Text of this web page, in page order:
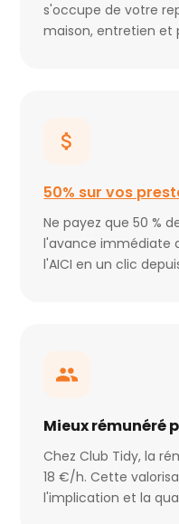
s'occupe de votre
maison, entretien et
50% sur vos
Ne payez que 50 %
l'avance immédiate
l'AICI en un clic
Mieux rémunéré
Chez Club Tidy, la
18 €/h. Cette
l'implication et la